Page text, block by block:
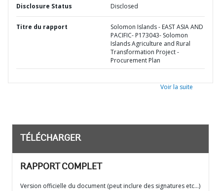
Disclosure Status Disclosed
Titre du rapport
Solomon Islands - EAST ASIA AND
PACIFIC- P173043- Solomon
Islands Agriculture and Rural
Transformation Project -
Procurement Plan
Voir la suite
TÉLÉCHARGER
RAPPORT COMPLET
Version officielle du document (peut inclure des signatures etc…)